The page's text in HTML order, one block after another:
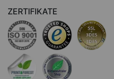
ZERTIFIKATE